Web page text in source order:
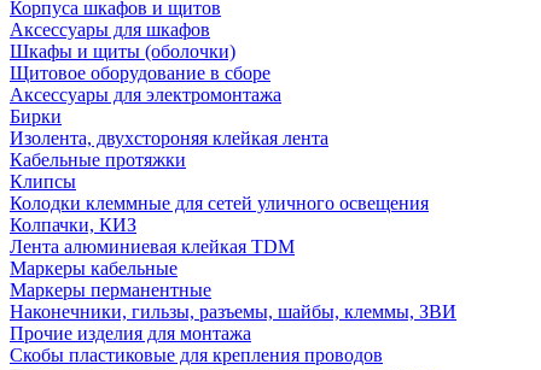
Корпуса шкафов и щитов
Аксессуары для шкафов
Шкафы и щиты (оболочки)
Щитовое оборудование в сборе
Аксессуары для электромонтажа
Бирки
Изолента, двухстороняя клейкая лента
Кабельные протяжки
Клипсы
Колодки клеммные для сетей уличного освещения
Колпачки, КИЗ
Лента алюминиевая клейкая TDM
Маркеры кабельные
Маркеры перманентные
Наконечники, гильзы, разъемы, шайбы, клеммы, ЗВИ
Прочие изделия для монтажа
Скобы пластиковые для крепления проводов